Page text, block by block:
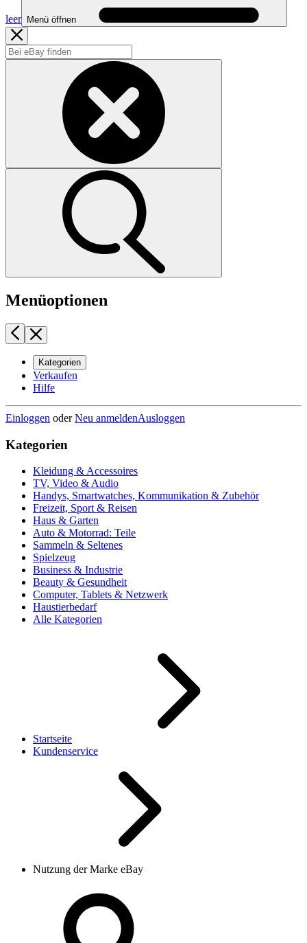
leer Menü öffnen
Menüoptionen
Kategorien
Verkaufen
Hilfe
Einloggen oderNeu anmeldenAusloggen
Kategorien
Kleidung & Accessoires
TV, Video & Audio
Handys, Smartwatches, Kommunikation & Zubehör
Freizeit, Sport & Reisen
Haus & Garten
Auto & Motorrad: Teile
Sammeln & Seltenes
Spielzeug
Business & Industrie
Beauty & Gesundheit
Computer, Tablets & Netzwerk
Haustierbedarf
Alle Kategorien
Startseite
Kundenservice
Nutzung der Marke eBay